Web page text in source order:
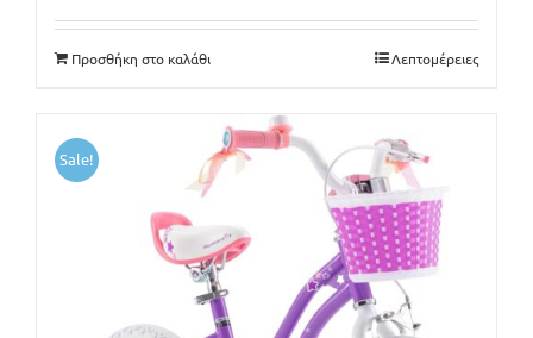
159€.είναι:
140€.
Προσθήκη στο καλάθι Λεπτομέρειες
Sale!